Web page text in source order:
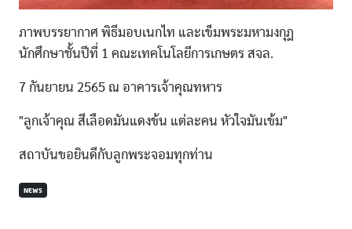
ภาพบรรยากาศ พิธีมอบเนกไท และเข็มพระมหามงกุฎ
นักศึกษาชั้นปีที่ 1 คณะเทคโนโลยีการเกษตร สจล.
7 กันยายน 2565 ณ อาคารเจ้าคุณทหาร
"ลูกเจ้าคุณ สีเลือดมันแดงข้น แต่ละคน หัวใจมันเข้ม"
สถาบันขอยินดีกับลูกพระจอมทุกท่าน
NEWS